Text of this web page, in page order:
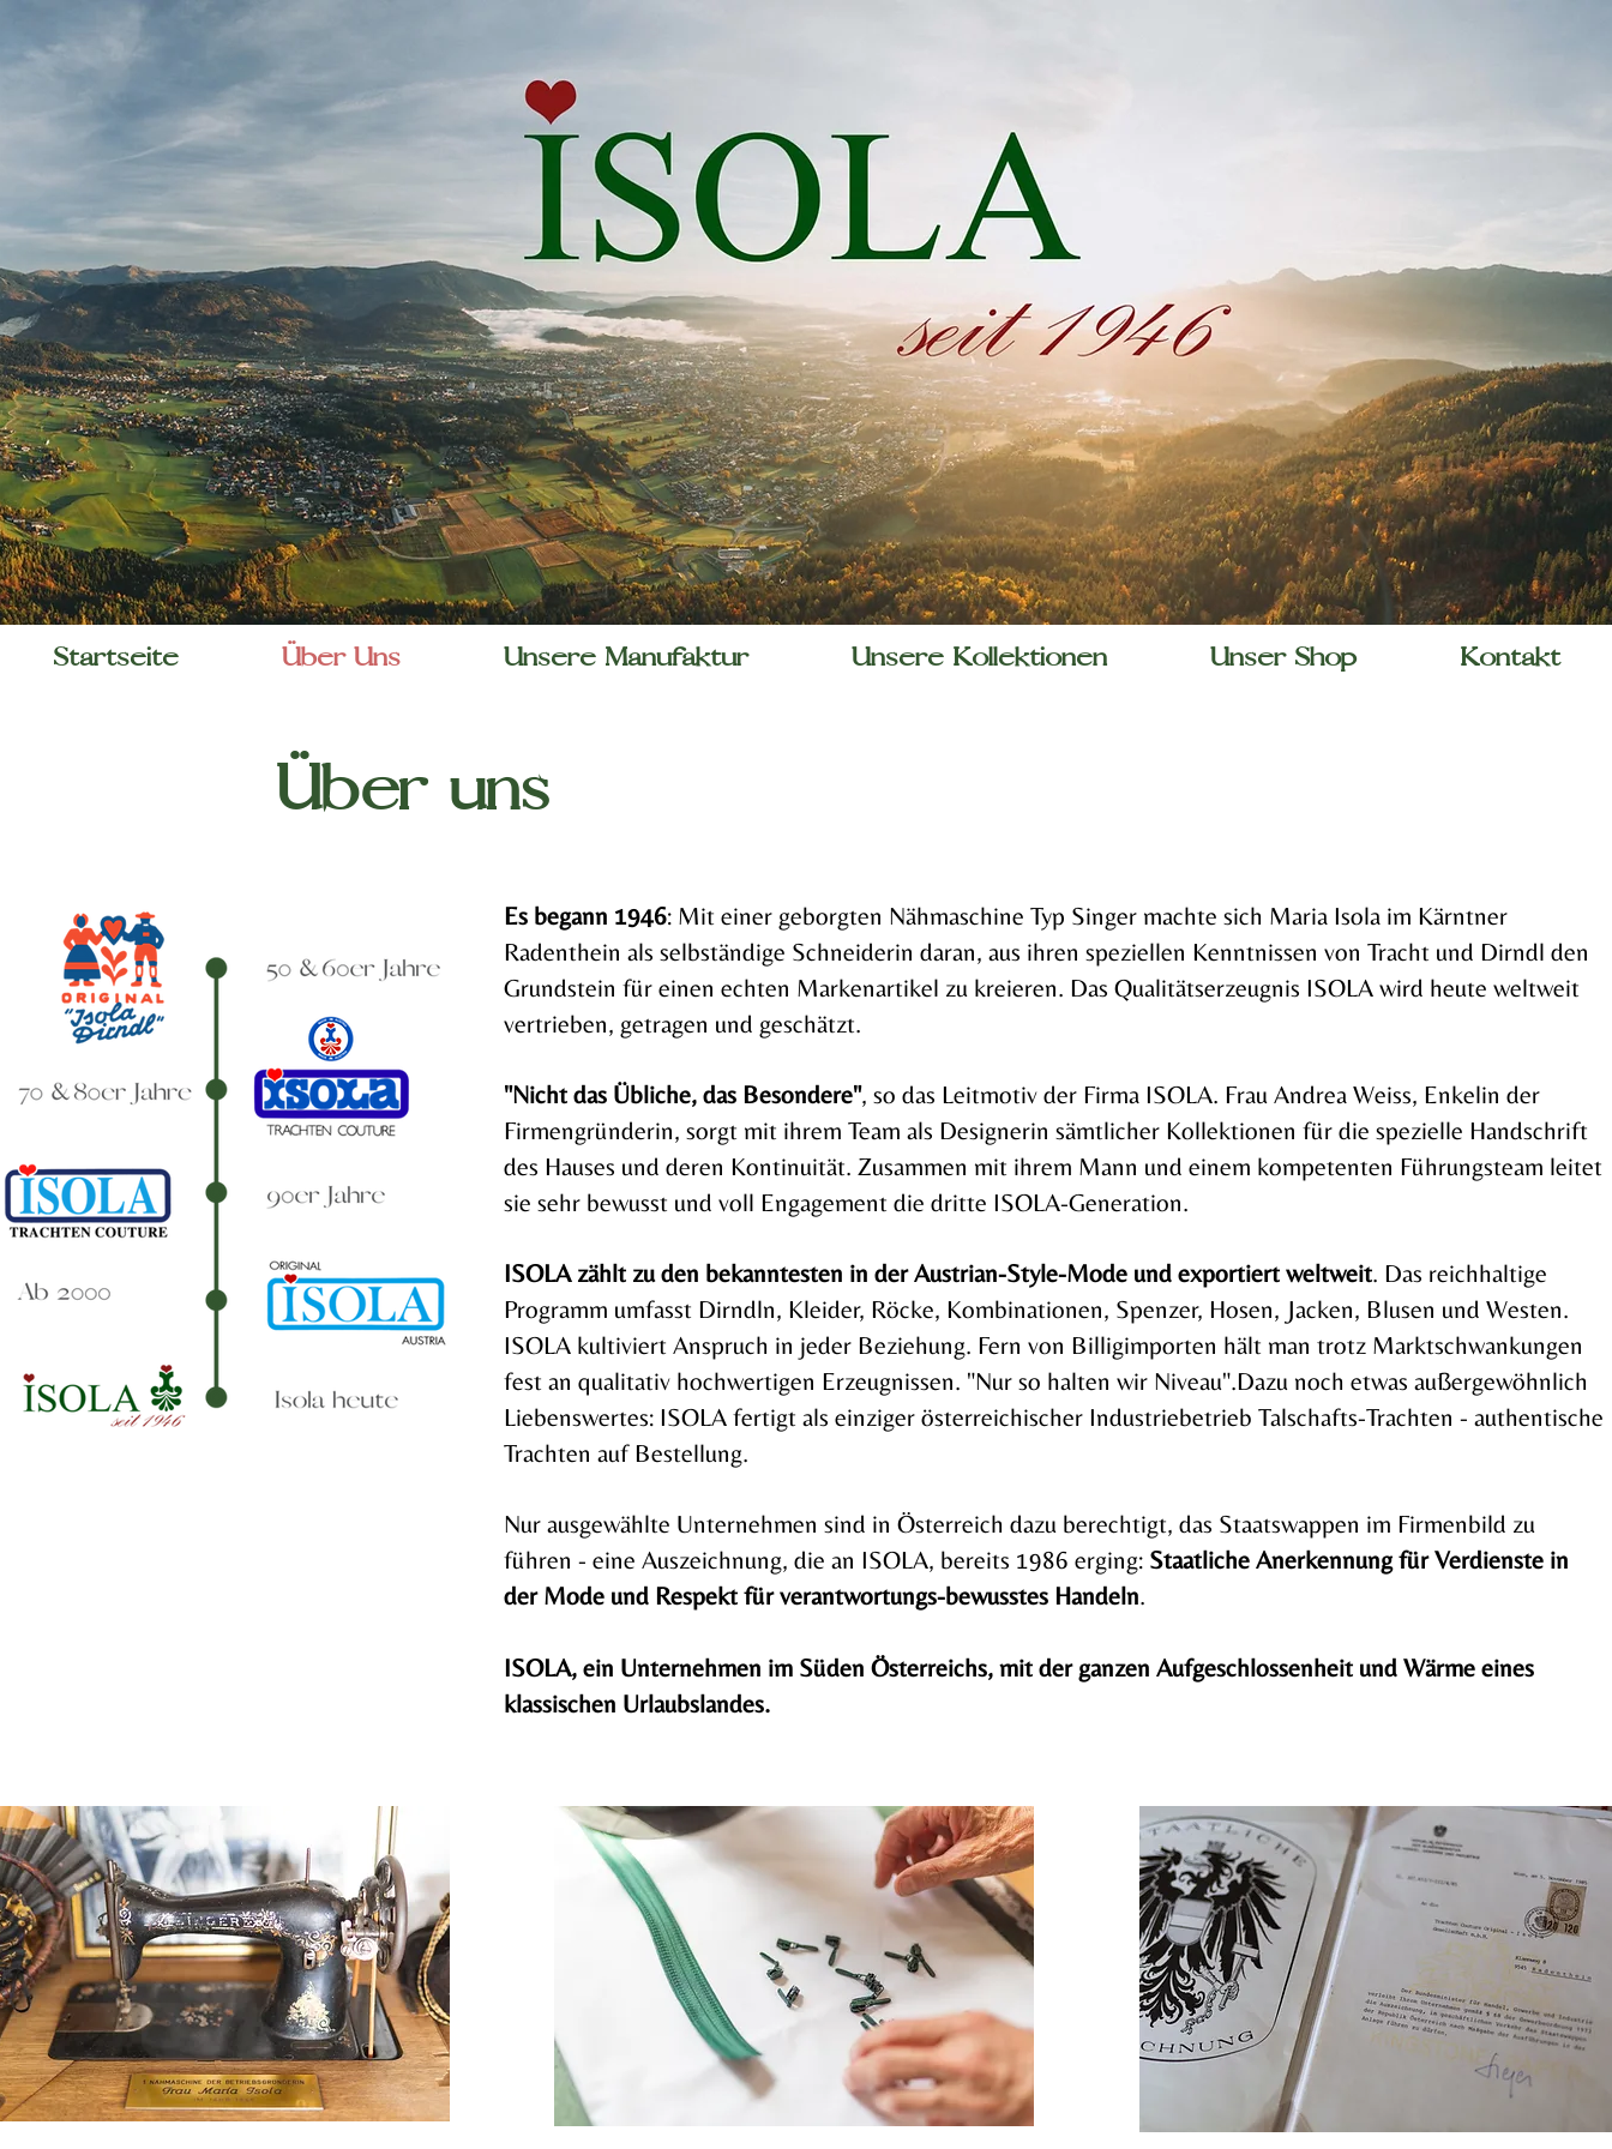
Startseite Über Uns Unsere Manufaktur Unsere Kollektionen Unser Shop Kontakt
Über uns
Es begann 1946: Mit einer geborgten Nähmaschine Typ Singer machte sich Maria Isola im Kärntner
Radenthein als selbständige Schneiderin daran, aus ihren speziellen Kenntnissen von Tracht und Dirndl den
Grundstein für einen echten Markenartikel zu kreieren. Das Qualitätserzeugnis ISOLA wird heute weltweit
vertrieben, getragen und geschätzt.
"Nicht das Übliche, das Besondere", so das Leitmotiv der Firma ISOLA. Frau Andrea Weiss, Enkelin der
Firmengründerin, sorgt mit ihrem Team als Designerin sämtlicher Kollektionen für die spezielle Handschrift
des Hauses und deren Kontinuität. Zusammen mit ihrem Mann und einem kompetenten Führungsteam leitet
sie sehr bewusst und voll Engagement die dritte ISOLA-Generation.
ISOLA zählt zu den bekanntesten in der Austrian-Style-Mode und exportiert weltweit. Das reichhaltige
Programm umfasst Dirndln, Kleider, Röcke, Kombinationen, Spenzer, Hosen, Jacken, Blusen und Westen.
ISOLA kultiviert Anspruch in jeder Beziehung. Fern von Billigimporten hält man trotz Marktschwankungen
fest an qualitativ hochwertigen Erzeugnissen. "Nur so halten wir Niveau".Dazu noch etwas außergewöhnlich
Liebenswertes: ISOLA fertigt als einziger österreichischer Industriebetrieb Talschafts-Trachten - authentische
Trachten auf Bestellung.
Nur ausgewählte Unternehmen sind in Österreich dazu berechtigt, das Staatswappen im Firmenbild zu
führen - eine Auszeichnung, die an ISOLA, bereits 1986 erging: Staatliche Anerkennung für Verdienste in
der Mode und Respekt für verantwortungs-bewusstes Handeln.
ISOLA, ein Unternehmen im Süden Österreichs, mit der ganzen Aufgeschlossenheit und Wärme eines
klassischen Urlaubslandes.